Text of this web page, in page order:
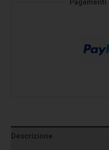
Descrizione